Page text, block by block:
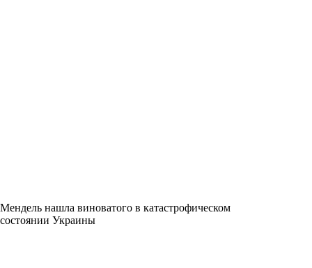
Мендель нашла виноватого в катастрофическом
состоянии Украины